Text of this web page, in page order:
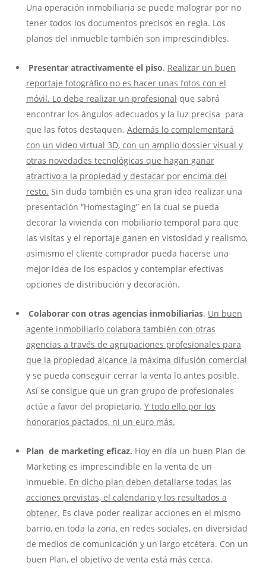
Una operación inmobiliaria se puede malograr por no
tener todos los documentos precisos en regla. Los
planos del inmueble también son imprescindibles.
Presentar atractivamente el piso. Realizar un buen
reportaje fotográfico no es hacer unas fotos con el
móvil. Lo debe realizar un profesional que sabrá
encontrar los ángulos adecuados y la luz precisa para
que las fotos destaquen. Además lo complementará
con un video virtual 3D, con un amplio dossier visual y
otras novedades tecnológicas que hagan ganar
atractivo a la propiedad y destacar por encima del
resto. Sin duda también es una gran idea realizar una
presentación “Homestaging” en la cual se pueda
decorar la vivienda con mobiliario temporal para que
las visitas y el reportaje ganen en vistosidad y realismo,
asimismo el cliente comprador pueda hacerse una
mejor idea de los espacios y contemplar efectivas
opciones de distribución y decoración.
Colaborar con otras agencias inmobiliarias. Un buen
agente inmobiliario colabora también con otras
agencias a través de agrupaciones profesionales para
que la propiedad alcance la máxima difusión comercial
y se pueda conseguir cerrar la venta lo antes posible.
Así se consigue que un gran grupo de profesionales
actúe a favor del propietario. Y todo ello por los
honorarios pactados, ni un euro más.
Plan de marketing eficaz. Hoy en día un buen Plan de
Marketing es imprescindible en la venta de un
inmueble. En dicho plan deben detallarse todas las
acciones previstas, el calendario y los resultados a
obtener. Es clave poder realizar acciones en el mismo
barrio, en toda la zona, en redes sociales, en diversidad
de medios de comunicación y un largo etcétera. Con un
buen Plan, el objetivo de venta está más cerca.